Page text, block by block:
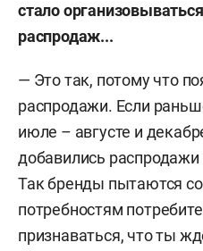
стало
распродаж...
— Это так, потому что
распродажи. Если
июле – августе и
добавились
Так бренды пытаются
потребностям
признаваться, что ты